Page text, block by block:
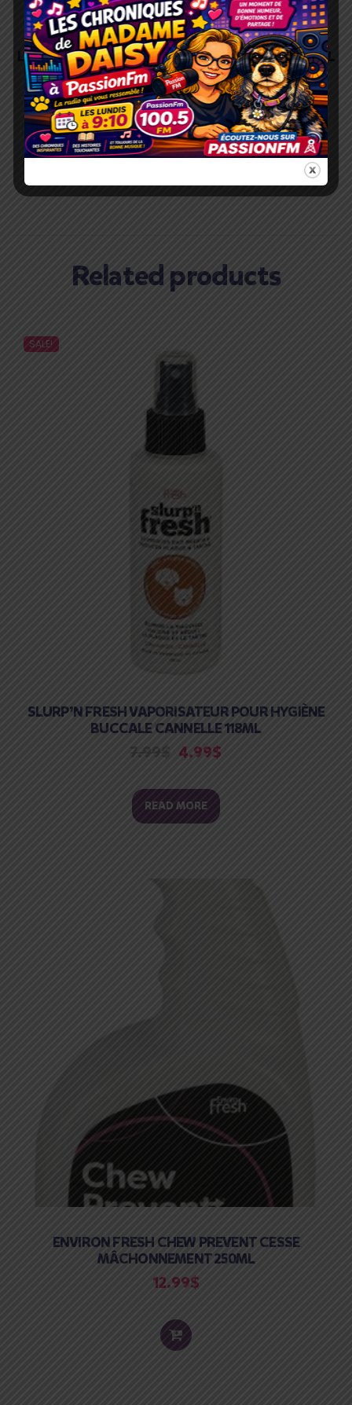
LOONA BRUMISATEUR POUR COMPAGNON 500ML
21.99$
ADD
TO
CART
Related products
SALE!
SLURP’N FRESH VAPORISATEUR POUR HYGIÈNE
BUCCALE CANNELLE 118ML
7.99$ 4.99$
READ MORE
ENVIRON FRESH CHEW PREVENT CESSE
MÂCHONNEMENT 250ML
12.99$